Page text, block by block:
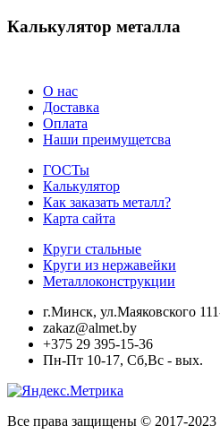
Калькулятор металла
О нас
Доставка
Оплата
Наши преимущетсва
ГОСТы
Калькулятор
Как заказать металл?
Карта сайта
Круги стальные
Круги из нержавейки
Металлоконструкции
г.Минск, ул.Маяковского
zakaz@almet.by
+375 29 395-15-36
Пн-Пт 10-17, Сб,Вс - вых.
Все права защищены © 2017-2023